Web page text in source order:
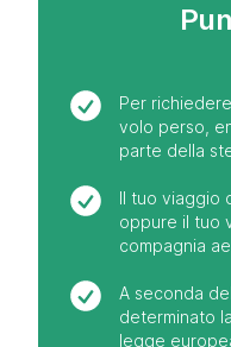
Per
volo perso,
parte della
Il tuo viaggio
oppure il tuo
compagnia
A seconda
determinato
legge